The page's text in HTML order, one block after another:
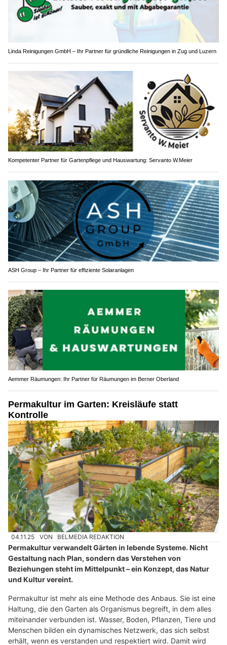
Linda Reinigungen GmbH – Ihr Partner für gründliche Reinigungen in Zug und Luzern
Kompetenter Partner für Gartenpflege und Hauswartung: Servanto W.Meier
ASH Group – Ihr Partner für effiziente Solaranlagen
Aemmer Räumungen: Ihr Partner für Räumungen im Berner Oberland
Permakultur im Garten: Kreisläufe statt
Kontrolle
04.11.25 VON BELMEDIA REDAKTION
Permakultur verwandelt Gärten in lebende Systeme. Nicht
Gestaltung nach Plan, sondern das Verstehen von
Beziehungen steht im Mittelpunkt – ein Konzept, das Natur
und Kultur vereint.
Permakultur ist mehr als eine Methode des Anbaus. Sie ist eine
Haltung, die den Garten als Organismus begreift, in dem alles
miteinander verbunden ist. Wasser, Boden, Pflanzen, Tiere und
Menschen bilden ein dynamisches Netzwerk, das sich selbst
erhält, wenn es verstanden und respektiert wird. Damit wird